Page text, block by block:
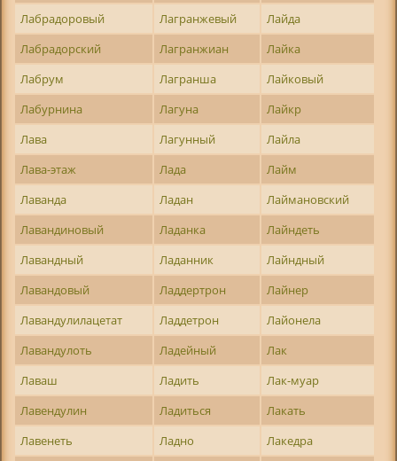
Лабрадоровый
Лагранжевый
Лайда
Лабрадорский
Лагранжиан
Лайка
Лабрум
Лагранша
Лайковый
Лабурнина
Лагуна
Лайкр
Лава
Лагунный
Лайла
Лава-этаж
Лада
Лайм
Лаванда
Ладан
Лаймановский
Лавандиновый
Ладанка
Лайндеть
Лавандный
Ладанник
Лайндный
Лавандовый
Ладдертрон
Лайнер
Лавандулилацетат
Ладдетрон
Лайонела
Лавандулоть
Ладейный
Лак
Лаваш
Ладить
Лак-муар
Лавендулин
Ладиться
Лакать
Лавенеть
Ладно
Лакедра